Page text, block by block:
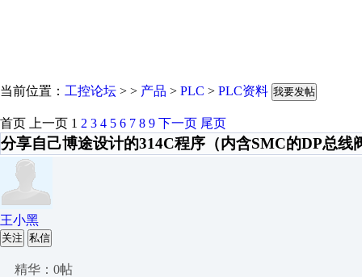
当前位置： 工控论坛 > > 产品 > PLC > PLC资料 我要发帖
首页 上一页 1 2 3 4 5 6 7 8 9 下一页 尾页
分享自己博途设计的314C程序（内含SMC的DP总
王小黑
关注 私信
精华：0帖